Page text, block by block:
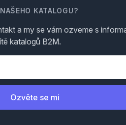
KATALOGU?
a my se vám ozveme s
katalogů B2M.
Ozvěte se mi